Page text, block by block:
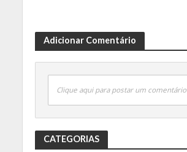
Adicionar Comentário
Clique aqui para postar um comentário
CATEGORIAS